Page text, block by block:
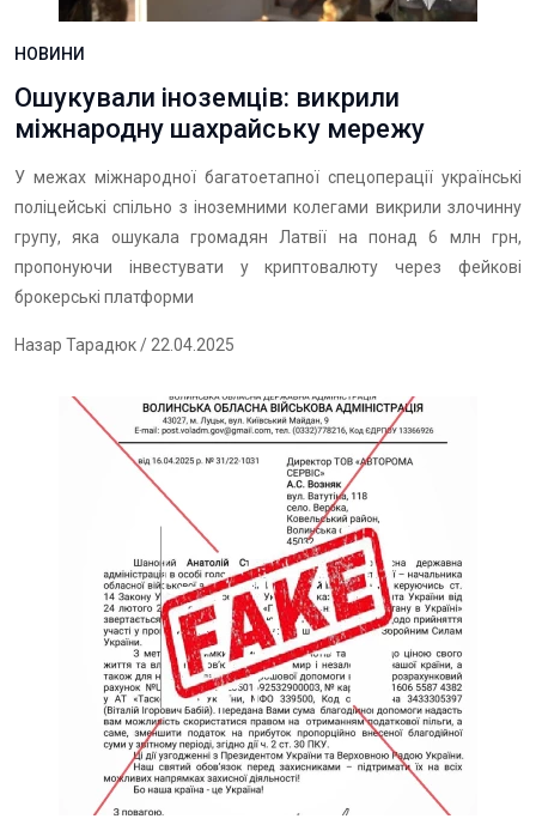
НОВИНИ
Ошукували іноземців: викрили
міжнародну шахрайську мережу
У межах міжнародної багатоетапної спецоперації українські
поліцейські спільно з іноземними колегами викрили злочинну
групу, яка ошукала громадян Латвії на понад 6 млн грн,
пропонуючи інвестувати у криптовалюту через фейкові
брокерські платформи
Назар Тарадюк/ 22.04.2025